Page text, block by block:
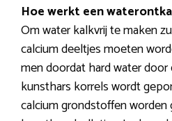
Hoe werkt een
Om water kalkvrij te maken
calcium deeltjes moeten
men doordat hard water
kunsthars korrels wordt
calcium grondstoffen